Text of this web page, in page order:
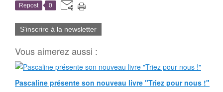
Repost 0
S'inscrire à la newsletter
Vous aimerez aussi :
Pascaline présente son nouveau livre "Triez pour nous !"